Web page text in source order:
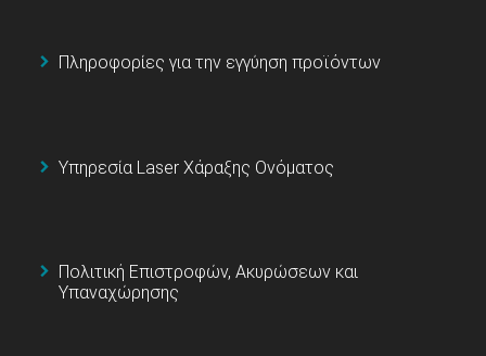
Πληροφορίες για την εγγύηση προϊόντων
Υπηρεσία Laser Χάραξης Ονόματος
Πολιτική Επιστροφών, Ακυρώσεων και
Υπαναχώρησης